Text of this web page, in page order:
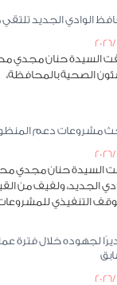
الوادي الجديد
السيدة حنان مجدي
الصحية بالمحافظة،
مشروعات دعم
السيدة حنان مجدي
الجديد، ولفيف من
التنفيذي
لجهوده خلال فترة